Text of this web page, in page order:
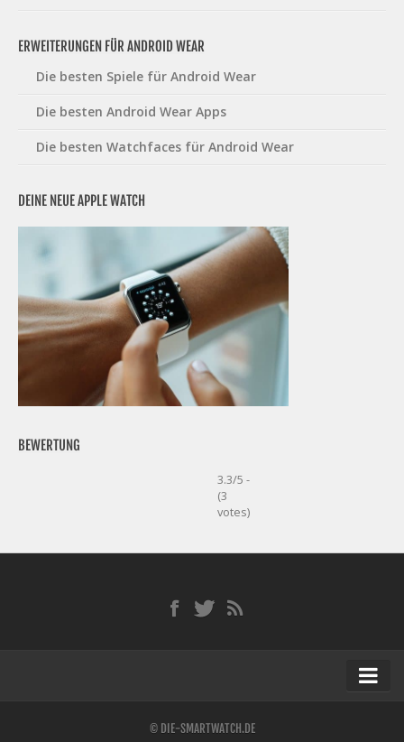
ERWEITERUNGEN FÜR ANDROID WEAR
Die besten Spiele für Android Wear
Die besten Android Wear Apps
Die besten Watchfaces für Android Wear
DEINE NEUE APPLE WATCH
BEWERTUNG
3.3/5 -
(3
votes)
© DIE-SMARTWATCH.DE